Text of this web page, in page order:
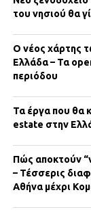
του νησιού θα
Ο νέος χάρτης
Ελλάδα – Τα
περιόδου
Τα έργα που θα
estate στην
Πώς αποκτούν
– Τέσσερις
Αθήνα μέχρι